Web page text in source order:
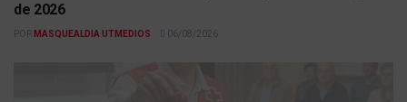
de 2026
POR MASQUEALDIA UTMEDIOS 06/08/2026